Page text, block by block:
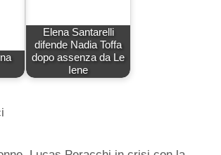
Elena Santarelli
difende Nadia Toffa
dopo assenza da Le
Iene